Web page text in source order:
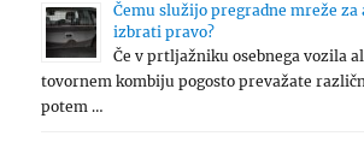
Čemu služijo pregradne mreže za
izbrati pravo?
Če v prtljažniku osebnega vozila
tovornem kombiju pogosto prevažate
potem …